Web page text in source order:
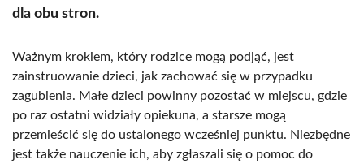
dla obu stron.
Ważnym krokiem, który rodzice mogą podjąć, jest
zainstruowanie dzieci, jak zachować się w przypadku
zagubienia. Małe dzieci powinny pozostać w miejscu, gdzie
po raz ostatni widziały opiekuna, a starsze mogą
przemieścić się do ustalonego wcześniej punktu. Niezbędne
jest także nauczenie ich, aby zgłaszali się o pomoc do